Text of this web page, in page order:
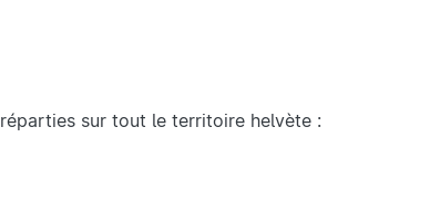
réparties sur tout le territoire helvète :